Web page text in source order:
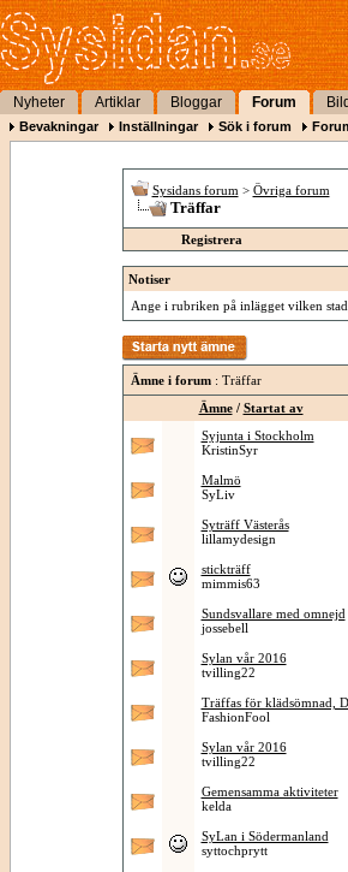
Nyheter Artiklar Bloggar Forum
Bevakningar Inställningar Sök i forum
Sysidans forum > Övriga forum
Träffar
Registrera
Notiser
Ange i rubriken på inlägget vilken
Ämne i forum: Träffar
Ämne/ Startat av
Syjunta i Stockholm
KristinSyr
Malmö
SyLiv
Syträff Västerås
lillamydesign
stickträff
mimmis63
Sundsvallare med omnejd
jossebell
Sylan vår 2016
tvilling22
Träffas för klädsömnad,
FashionFool
Sylan vår 2016
tvilling22
Gemensamma aktiviteter
kelda
SyLan i Södermanland
syttochprytt